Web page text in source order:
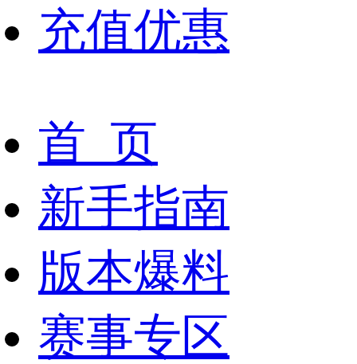
充值优惠
首 页
新手指南
版本爆料
赛事专区